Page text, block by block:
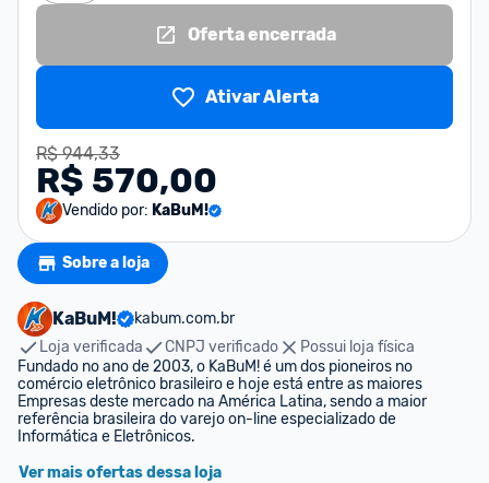
Oferta encerrada
Ativar Alerta
R$ 944,33
R$ 570,00
Vendido por: KaBuM!
Sobre a loja
KaBuM!
kabum.com.br
Loja verificada
CNPJ verificado
Possui loja física
Fundado no ano de 2003, o KaBuM! é um dos pioneiros no
comércio eletrônico brasileiro e hoje está entre as maiores
Empresas deste mercado na América Latina, sendo a maior
referência brasileira do varejo on-line especializado de
Informática e Eletrônicos.
Ver mais ofertas dessa loja